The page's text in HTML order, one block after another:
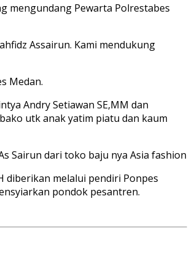
mengundang Pewarta Polrestabes
Assairun. Kami mendukung
Medan.
Andry Setiawan SE,MM dan
utk anak yatim piatu dan kaum
Sairun dari toko baju nya Asia fashion
diberikan melalui pendiri Ponpes
pondok pesantren.